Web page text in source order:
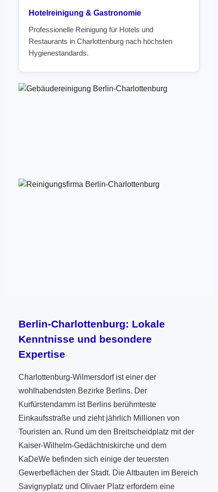
Hotelreinigung & Gastronomie
Professionelle Reinigung für Hotels und
Restaurants in Charlottenburg nach höchsten
Hygienestandards.
Berlin-Charlottenburg: Lokale
Kenntnisse und besondere
Expertise
Charlottenburg-Wilmersdorf ist einer der
wohlhabendsten Bezirke Berlins. Der
Kurfürstendamm ist Berlins berühmteste
Einkaufsstraße und zieht jährlich Millionen von
Touristen an. Rund um den Breitscheidplatz mit der
Kaiser-Wilhelm-Gedächtniskirche und dem
KaDeWe befinden sich einige der teuersten
Gewerbeflächen der Stadt. Die Altbauten im Bereich
Savignyplatz und Olivaer Platz erfordern eine